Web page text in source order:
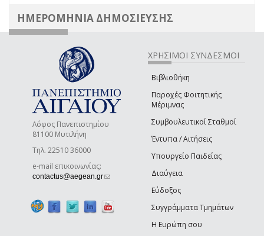
ΗΜΕΡΟΜΗΝΙΑ ΔΗΜΟΣΙΕΥΣΗΣ
Λόφος Πανεπιστημίου
81100 Μυτιλήνη
Τηλ. 22510 36000
e-mail επικοινωνίας:
contactus@aegean.gr(link sends e-mail)
ΧΡΗΣΙΜΟΙ ΣΥΝΔΕΣΜΟΙ
Βιβλιοθήκη
Παροχές Φοιτητικής
Μέριμνας
Συμβουλευτικοί Σταθμοί
Έντυπα / Αιτήσεις
Υπουργείο Παιδείας
Διαύγεια
Εύδοξος
Συγγράμματα Τμημάτων
Η Ευρώπη σου